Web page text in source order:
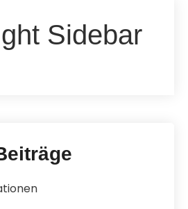
Sidebar